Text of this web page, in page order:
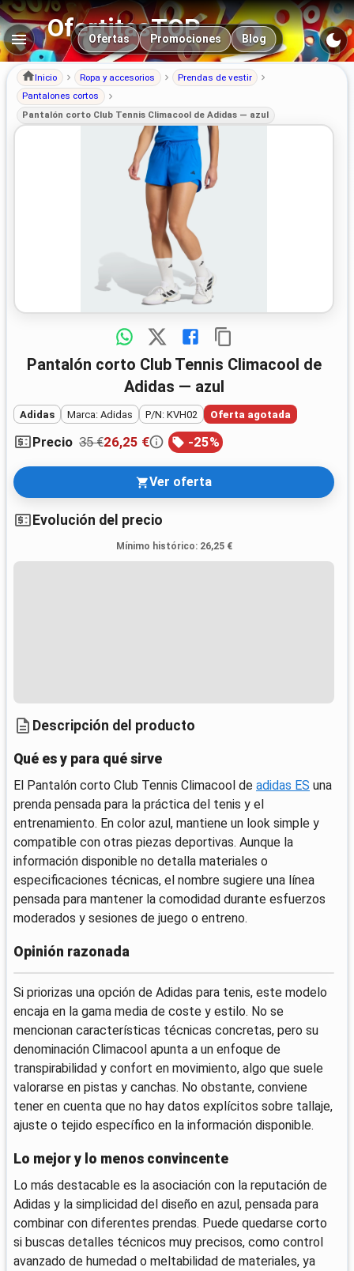
OfertitasTOP
Navegación principal
Ofertas Promociones Blog
Inicio Ropa y accesorios
Prendas de vestir
Pantalones cortos
Pantalón corto Club Tennis Climacool de Adidas — azul
Pantalón corto Club Tennis Climacool de
Adidas — azul
Adidas Marca: Adidas P/N: KVH02 Oferta agotada
Precio 35 €26,25 € -25%
Ver oferta
Evolución del precio
Mínimo histórico: 26,25 €
Descripción del producto
Qué es y para qué sirve
El Pantalón corto Club Tennis Climacool de adidas ES una
prenda pensada para la práctica del tenis y el
entrenamiento. En color azul, mantiene un look simple y
compatible con otras piezas deportivas. Aunque la
información disponible no detalla materiales o
especificaciones técnicas, el nombre sugiere una línea
pensada para mantener la comodidad durante esfuerzos
moderados y sesiones de juego o entreno.
Opinión razonada
Si priorizas una opción de Adidas para tenis, este modelo
encaja en la gama media de coste y estilo. No se
mencionan características técnicas concretas, pero su
denominación Climacool apunta a un enfoque de
transpirabilidad y confort en movimiento, algo que suele
valorarse en pistas y canchas. No obstante, conviene
tener en cuenta que no hay datos explícitos sobre tallaje,
ajuste o tejido específico en la información disponible.
Lo mejor y lo menos convincente
Lo más destacable es la asociación con la reputación de
Adidas y la simplicidad del diseño en azul, pensada para
combinar con diferentes prendas. Puede quedarse corto
si buscas detalles técnicos muy precisos, como control
avanzado de humedad o meltabilidad de materiales, ya